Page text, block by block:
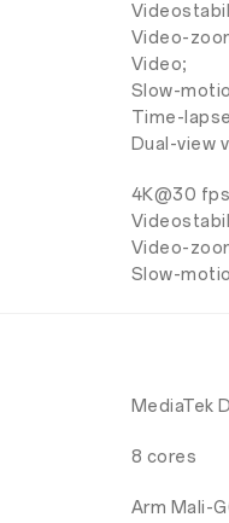
Video-
Video;
Slow-
Time-
Dual-view
4K@30
Video-
Slow-
MediaTek
8 cores
Arm Mali-